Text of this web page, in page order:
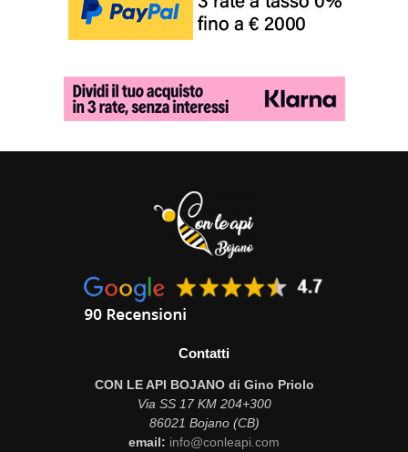
Contatti
CON LE API BOJANO di Gino Priolo
Via SS 17 KM 204+300
86021 Bojano (CB)
email: info@conleapi.com